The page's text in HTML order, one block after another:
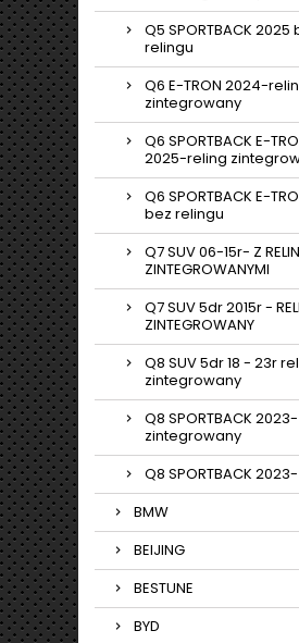
Q5 SPORTBACK 2025
relingu
Q6 E-TRON 2024-
zintegrowany
Q6 SPORTBACK E-
2025-reling
Q6 SPORTBACK E-
bez relingu
Q7 SUV 06-15r- Z
ZINTEGROWANYMI
Q7 SUV 5dr 2015r -
ZINTEGROWANY
Q8 SUV 5dr 18 - 23r
zintegrowany
Q8 SPORTBACK
zintegrowany
Q8 SPORTBACK 2023-
BMW
BEIJING
BESTUNE
BYD